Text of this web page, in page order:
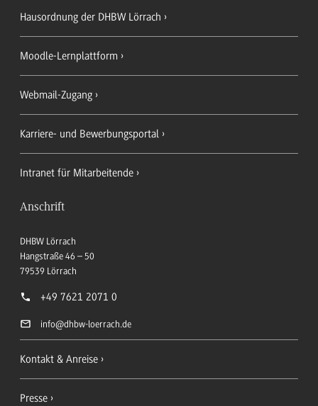
Hausordnung der DHBW Lörrach
Moodle-Lernplattform
Webmail-Zugang
Karriere- und Bewerbungsportal
Intranet für Mitarbeitende
Anschrift
DHBW Lörrach
Hangstraße 46 – 50
79539 Lörrach
+49 7621 2071 0
info@dhbw-loerrach.de
Kontakt & Anreise
Presse